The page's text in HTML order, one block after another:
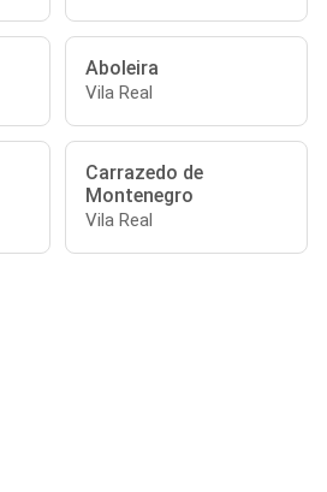
Aboleira
Vila Real
Carrazedo de
Montenegro
Vila Real